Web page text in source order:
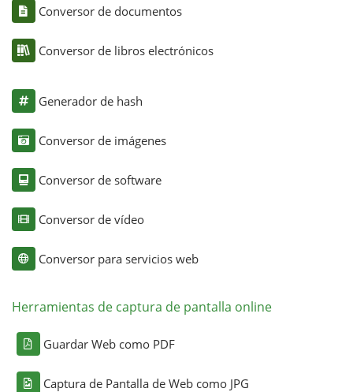
Conversor de documentos
Conversor de libros electrónicos
Generador de hash
Conversor de imágenes
Conversor de software
Conversor de vídeo
Conversor para servicios web
Herramientas de captura de pantalla online
Guardar Web como PDF
Captura de Pantalla de Web como JPG